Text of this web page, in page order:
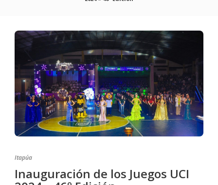
Itapúa
Inauguración de los Juegos UCI